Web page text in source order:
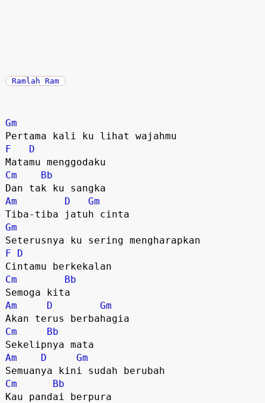
Ramlah Ram
Gm
Pertama kali ku lihat wajahmu
F
D
Matamu menggodaku
Cm
Bb
Dan tak ku sangka
Am
D
Gm
Tiba-tiba jatuh cinta
Gm
Seterusnya ku sering mengharapkan
F
D
Cintamu berkekalan
Cm
Bb
Semoga kita
Am
D
Gm
Akan terus berbahagia
Cm
Bb
Sekelipnya mata
Am
D
Gm
Semuanya kini sudah berubah
Cm
Bb
Kau pandai berpura